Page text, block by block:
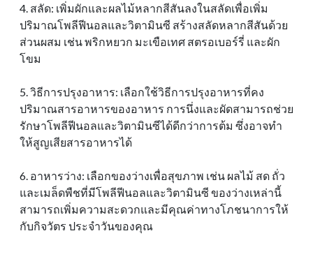
4. สลัด: เพิ่มผักและผลไม้หลากสีสันลงในสลัดเพื่อเพิ่ม
ปริมาณโพลีฟีนอลและวิตามินซี สร้างสลัดหลากสีสันด้วย
ส่วนผสม เช่น พริกหยวก มะเขือเทศ สตรอเบอร์รี่ และผัก
โขม
5. วิธีการปรุงอาหาร: เลือกใช้วิธีการปรุงอาหารที่คง
ปริมาณสารอาหารของอาหาร การนึ่งและผัดสามารถช่วย
รักษาโพลีฟีนอลและวิตามินซีได้ดีกว่าการต้ม ซึ่งอาจทํา
ให้สูญเสียสารอาหารได้
6. อาหารว่าง: เลือกของว่างเพื่อสุขภาพ เช่น ผลไม้ สด ถั่ว
และเมล็ดพืชที่มีโพลีฟีนอลและวิตามินซี ของว่างเหล่านี้
สามารถเพิ่มความสะดวกและมีคุณค่าทางโภชนาการให้
กับกิจวัตร ประจําวันของคุณ